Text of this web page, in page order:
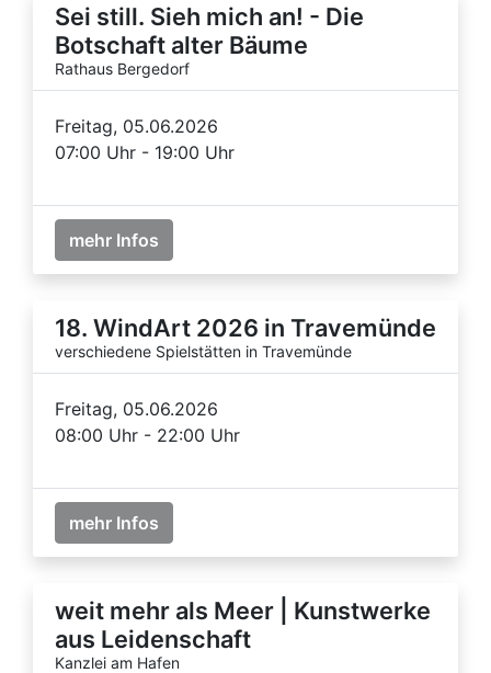
Sei still. Sieh mich an! - Die
Botschaft alter Bäume
Rathaus Bergedorf
Freitag, 05.06.2026
07:00 Uhr - 19:00 Uhr
mehr Infos
18. WindArt 2026 in Travemünde
verschiedene Spielstätten in Travemünde
Freitag, 05.06.2026
08:00 Uhr - 22:00 Uhr
mehr Infos
weit mehr als Meer | Kunstwerke
aus Leidenschaft
Kanzlei am Hafen